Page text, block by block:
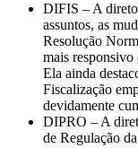
DIFIS – A
assuntos, as
Resolução
mais
Ela ainda
Fiscalização
devidamente
DIPRO – A
de Regulação